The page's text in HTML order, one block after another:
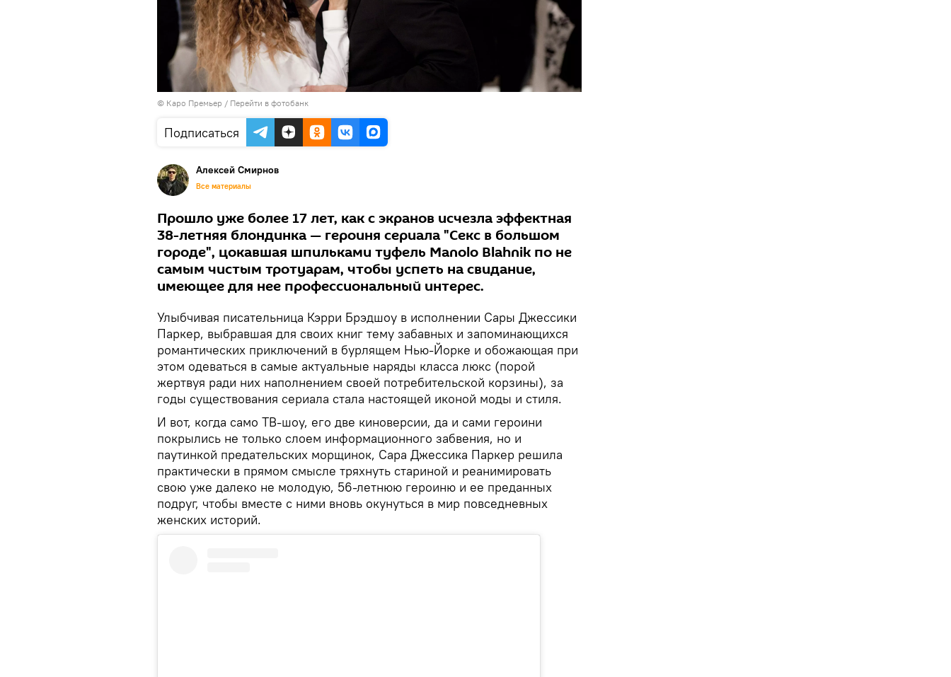
© Каро Премьер / Перейти в фотобанк
Подписаться
Алексей Смирнов
Все материалы
Прошло уже более 17 лет, как с экранов исчезла эффектная
38-летняя блондинка — героиня сериала "Секс в большом
городе", цокавшая шпильками туфель Manolo Blahnik по не
самым чистым тротуарам, чтобы успеть на свидание,
имеющее для нее профессиональный интерес.
Улыбчивая писательница Кэрри Брэдшоу в исполнении Сары Джессики
Паркер, выбравшая для своих книг тему забавных и запоминающихся
романтических приключений в бурлящем Нью-Йорке и обожающая при
этом одеваться в самые актуальные наряды класса люкс (порой
жертвуя ради них наполнением своей потребительской корзины), за
годы существования сериала стала настоящей иконой моды и стиля.
И вот, когда само ТВ-шоу, его две киноверсии, да и сами героини
покрылись не только слоем информационного забвения, но и
паутинкой предательских морщинок, Сара Джессика Паркер решила
практически в прямом смысле тряхнуть стариной и реанимировать
свою уже далеко не молодую, 56-летнюю героиню и ее преданных
подруг, чтобы вместе с ними вновь окунуться в мир повседневных
женских историй.